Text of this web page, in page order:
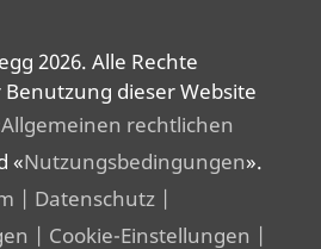
2026. Alle Rechte
dieser Website
Allgemeinen rechtlichen
«Nutzungsbedingungen».
| Datenschutz |
| Cookie-Einstellungen |